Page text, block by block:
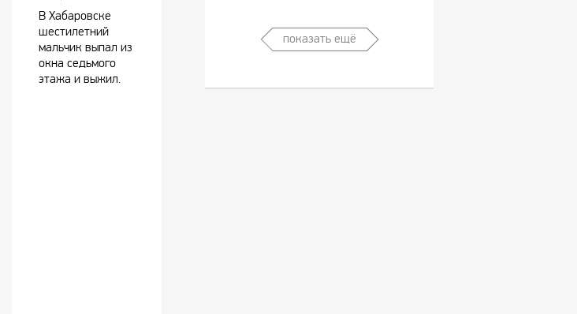
показать ещё
В Хабаровске
шестилетний
мальчик выпал из
окна седьмого
этажа и выжил.